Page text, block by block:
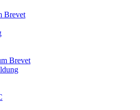
Brevet
Brevet